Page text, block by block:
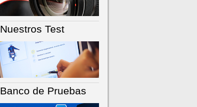
Nuestros Test
Banco de Pruebas